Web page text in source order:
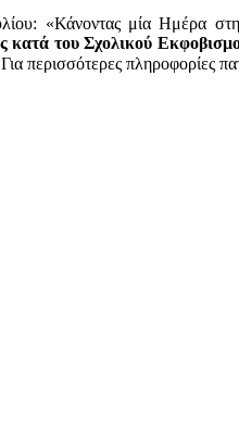
«Κάνοντας μία Ημέρα
του Σχολικού
Για περισσότερες πληροφορίες